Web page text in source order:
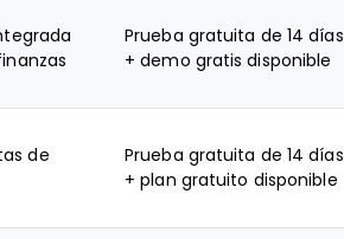
Prueba gratuita de 14 días
+ demo gratis disponible
de
Prueba gratuita de 14 días
+ plan gratuito disponible